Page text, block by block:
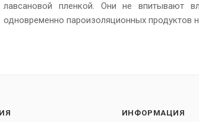
лавсановой пленкой. Они не впитывают
одновременно пароизоляционных
ИНФОРМАЦИЯ